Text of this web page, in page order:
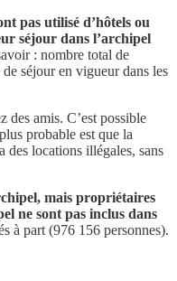
pas utilisé d’hôtels ou
séjour dans l’archipel
: nombre total de
séjour en vigueur dans les
amis. C’est possible
probable est que la
des locations illégales, sans
mais propriétaires
ne sont pas inclus dans
à part (976 156 personnes).